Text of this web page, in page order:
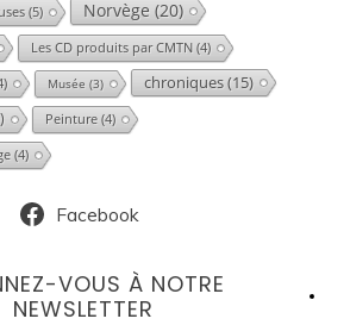
(5) Norvège (20)
Les CD produits par CMTN(4)
Musée (3) chroniques(15)
Peinture(4)
(4)
Facebook
VOUS À NOTRE
NEWSLETTER